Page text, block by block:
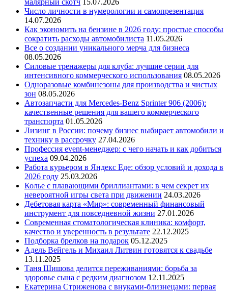
малярный скотч 15.07.2026
Число личности в нумерологии и самопрезентация
14.07.2026
Как экономить на бензине в 2026 году: простые способы
сократить расходы автомобилиста 11.05.2026
Все о создании уникального мерча для бизнеса
08.05.2026
Силовые тренажеры для клуба: лучшие серии для
интенсивного коммерческого использования 08.05.2026
Одноразовые комбинезоны для производства и чистых
зон 08.05.2026
Автозапчасти для Mercedes-Benz Sprinter 906 (2006):
качественные решения для вашего коммерческого
транспорта 01.05.2026
Лизинг в России: почему бизнес выбирает автомобили и
технику в рассрочку 27.04.2026
Профессия event-менеджер: с чего начать и как добиться
успеха 09.04.2026
Работа курьером в Яндекс Еде: обзор условий и дохода в
2026 году 25.03.2026
Колье с плавающими бриллиантами: в чем секрет их
невероятной игры света при движении 24.03.2026
Дебетовая карта «Мир»: современный финансовый
инструмент для повседневной жизни 27.01.2026
Современная стоматологическая клиника: комфорт,
качество и уверенность в результате 22.12.2025
Подборка брелков на подарок 05.12.2025
Адель Вейгель и Михаил Литвин готовятся к свадьбе
13.11.2025
Таня Шишова делится переживаниями: борьба за
здоровье сына с редким диагнозом 12.11.2025
Екатерина Стриженова с внуками-близнецами: первая